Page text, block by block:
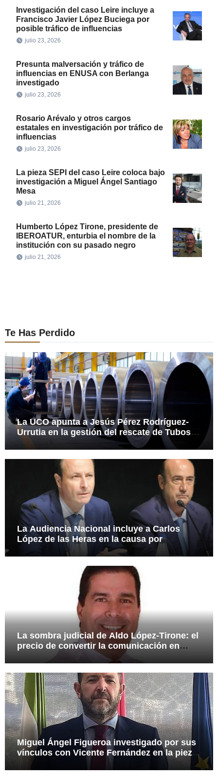
Investigación del caso Leire incluye a
Francisco Javier López Buciega por
posible tráfico de influencias
julio 23, 2026
Presunta malversación y tráfico de
influencias en ENUSA con Berlanga
investigado
julio 23, 2026
Rosario Arévalo y otros cargos
estatales en investigación por tráfico de
influencias
julio 23, 2026
La pieza SEPI del caso Leire coloca bajo
investigación a Miguel Ángel Santiago
Mesa
julio 21, 2026
Humberto López Tirone, presidente de
IBEROATUR, enturbia el nombre de la
institución con su pasado negro
julio 21, 2026
Te Has Perdido
La UCO apunta a Jesús Pérez Rodríguez-
Urrutia en la gestión del rescate de Tubos
Reunidos
La Audiencia Nacional incluye a Carlos
López de las Heras en la causa por
presuntas irregularidades en el rescate de
112,8 millones a Tubos Reunidos
La sombra judicial de Aldo López-Tirone: el
precio de convertir la comunicación en
Miguel Ángel Figueroa investigado por sus
vínculos con Vicente Fernández en la pieza